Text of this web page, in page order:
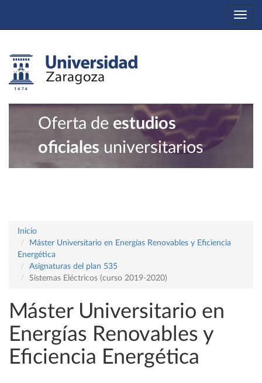
Oferta de estudios
oficiales universitarios
Inicio
Máster Universitario en Energías Renovables y Eficiencia
Energética
Asignaturas del plan 535
Sistemas Eléctricos (curso 2019-2020)
Máster Universitario en
Energías Renovables y
Eficiencia Energética